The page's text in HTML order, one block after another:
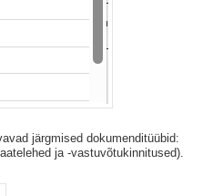
järgmised dokumenditüübid:
ja -vastuvõtukinnitused).